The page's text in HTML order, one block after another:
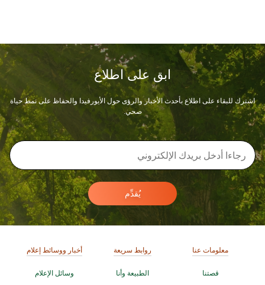
ابق على اطلاع
اشترك للبقاء على اطلاع بأحدث الأخبار والرؤى حول الأيورفيدا والحفاظ على نمط حياة
صحي.
يُقدِّم
معلومات عنا
قصتنا
روابط سريعة
الطبيعة وأنا
أخبار ووسائط إعلام
وسائل الإعلام